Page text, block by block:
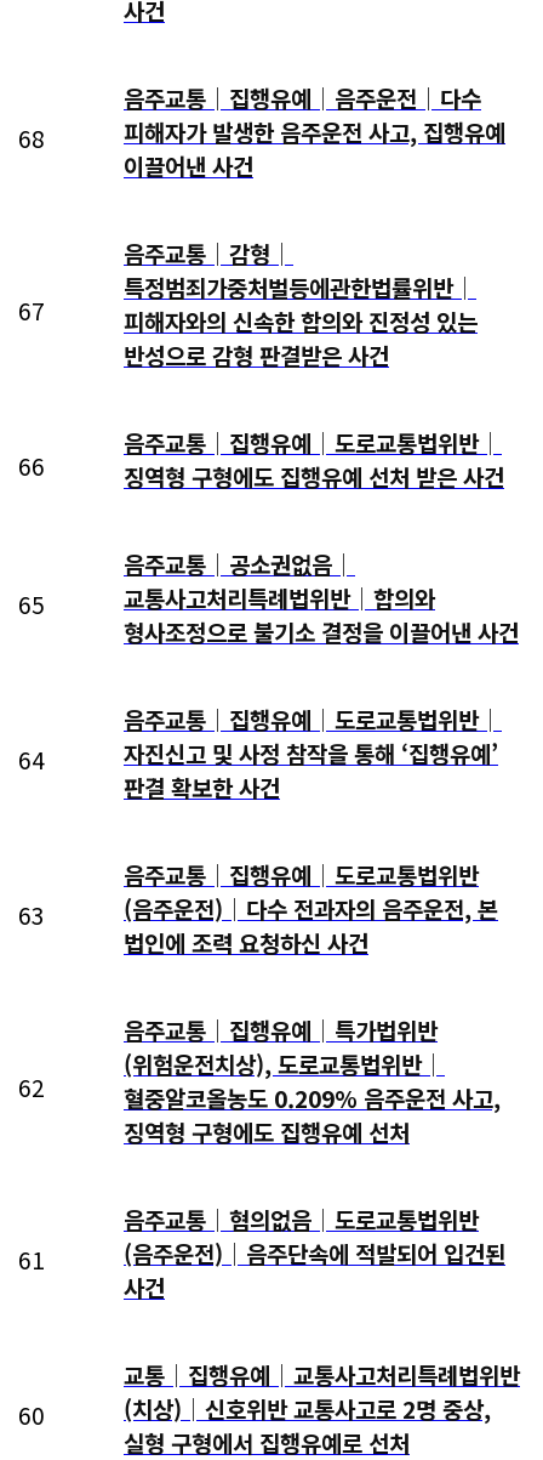
사건
68
음주교통│집행유예│음주운전│다수
피해자가 발생한 음주운전 사고, 집행유예
이끌어낸 사건
67
음주교통│감형│
특정범죄가중처벌등에관한법률위반│
피해자와의 신속한 합의와 진정성 있는
반성으로 감형 판결받은 사건
66
음주교통│집행유예│도로교통법위반│
징역형 구형에도 집행유예 선처 받은 사건
65
음주교통│공소권없음│
교통사고처리특례법위반│합의와
형사조정으로 불기소 결정을 이끌어낸 사건
64
음주교통│집행유예│도로교통법위반│
자진신고 및 사정 참작을 통해 ‘집행유예’
판결 확보한 사건
63
음주교통│집행유예│도로교통법위반
(음주운전)│다수 전과자의 음주운전, 본
법인에 조력 요청하신 사건
62
음주교통│집행유예│특가법위반
(위험운전치상), 도로교통법위반│
혈중알코올농도 0.209% 음주운전 사고,
징역형 구형에도 집행유예 선처
61
음주교통│혐의없음│도로교통법위반
(음주운전)│음주단속에 적발되어 입건된
사건
60
교통│집행유예│교통사고처리특례법위반
(치상)│신호위반 교통사고로 2명 중상,
실형 구형에서 집행유예로 선처